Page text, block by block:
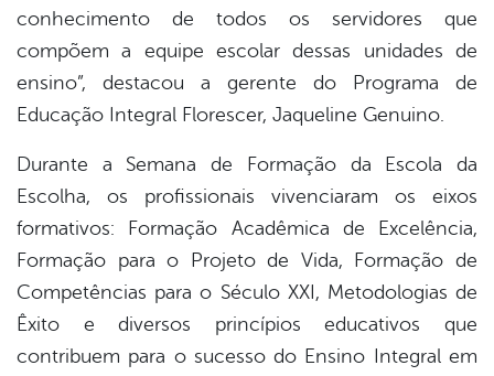
conhecimento de todos os servidores que
compõem a equipe escolar dessas unidades de
ensino”, destacou a gerente do Programa de
Educação Integral Florescer, Jaqueline Genuino.
Durante a Semana de Formação da Escola da
Escolha, os profissionais vivenciaram os eixos
formativos: Formação Acadêmica de Excelência,
Formação para o Projeto de Vida, Formação de
Competências para o Século XXI, Metodologias de
Êxito e diversos princípios educativos que
contribuem para o sucesso do Ensino Integral em